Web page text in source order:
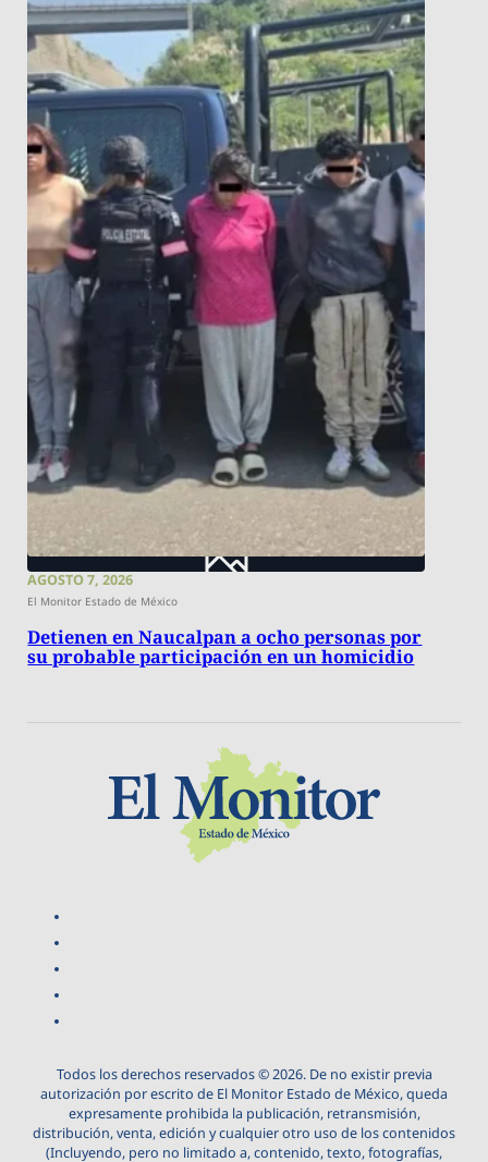
AGOSTO 7, 2026
El Monitor Estado de México
Detienen en Naucalpan a ocho personas por
su probable participación en un homicidio
Todos los derechos reservados © 2026. De no existir previa
autorización por escrito de El Monitor Estado de México, queda
expresamente prohibida la publicación, retransmisión,
distribución, venta, edición y cualquier otro uso de los contenidos
(Incluyendo, pero no limitado a, contenido, texto, fotografías,